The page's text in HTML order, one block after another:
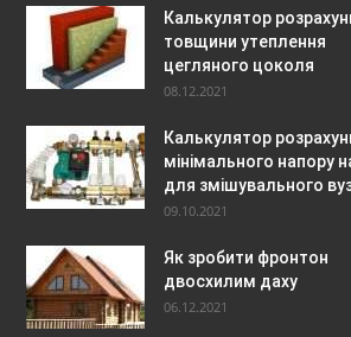
Калькулятор
товщини утеплення
цегляного цоколя
08.12.2021
Калькулятор
мінімального напору
для змішувального
09.10.2021
Як зробити фронтон
двосхилим даху
06.12.2021